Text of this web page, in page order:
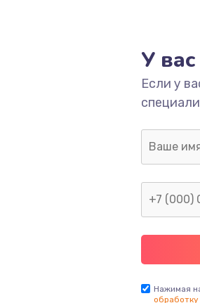
У
Если у
Нажимая